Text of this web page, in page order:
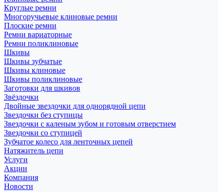
Круглые ремни
Многоручьевые клиновые ремни
Плоские ремни
Ремни вариаторные
Ремни поликлиновые
Шкивы
Шкивы зубчатые
Шкивы клиновые
Шкивы поликлиновые
Заготовки для шкивов
Звёздочки
Двойные звездочки для однорядной цепи
Звездочки без ступицы
Звездочки с каленым зубом и готовым отверстием
Звездочки со ступицей
Зубчатое колесо для ленточных цепей
Натяжитель цепи
Услуги
Акции
Компания
Новости